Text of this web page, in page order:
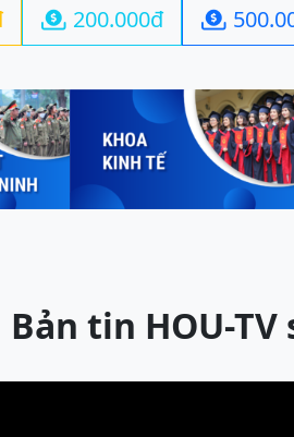
 200.000đ 
Bản tin HOU-TV